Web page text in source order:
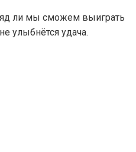
ли мы сможем выиграть
улыбнётся удача.